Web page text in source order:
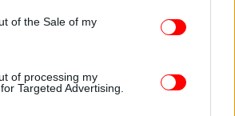
of the Sale of my
of processing my
Targeted Advertising.
και υπηρεσίες να
δικαστικούς αγώνες
αδυναμία κατάρτισης